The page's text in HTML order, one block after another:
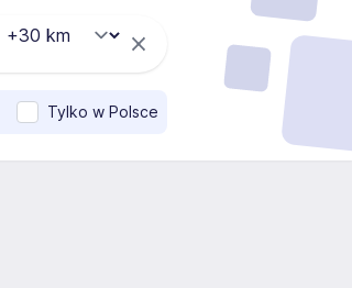
Tylko w Polsce